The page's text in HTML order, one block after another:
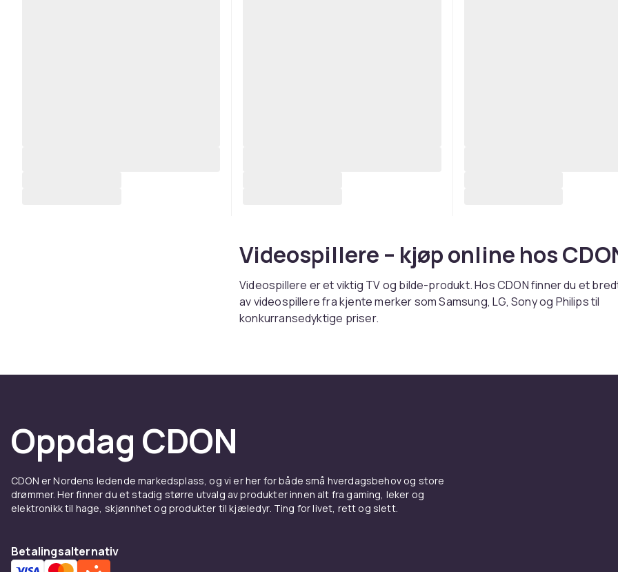
Videospillere – kjøp online hos
Videospillere er et viktig TV og bilde-produkt. Hos CDON finner du et
av videospillere fra kjente merker som Samsung, LG, Sony og Philips til
konkurransedyktige priser.
Utforsk hele TV & bilde-sortimentet hos CDON.
produkter leveres med garanti.
Hos CDON finner du videospillere fra Samsung, LG, Sony og Philips til
konkurransedyktige priser. Vi tilbyr rask levering, enkel retur og trygg
Oppdag CDON
CDON er Nordens ledende markedsplass, og vi er her for både små hverdagsbehov og store
drømmer. Her finner du et stadig større utvalg av produkter innen alt fra gaming, leker og
elektronikk til hage, skjønnhet og produkter til kjæledyr. Ting for livet, rett og slett.
Betalingsalternativ